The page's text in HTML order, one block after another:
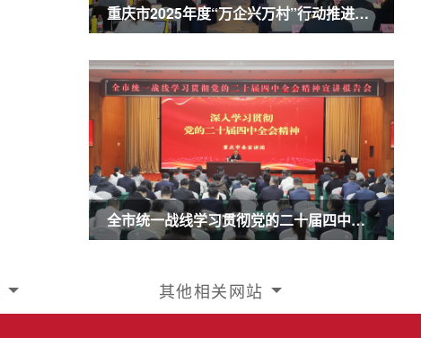
重庆市2025年度“万企兴万村”行动推进会暨农业民营企业50强发布会召开 商奎出席并讲话
全市统一战线学习贯彻党的二十届四中全会精神宣讲报告会召开 商奎作宣讲报告
其他相关网站